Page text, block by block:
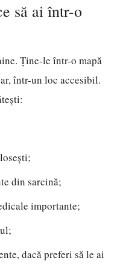
să ai într-o
Ține-le într-o mapă
într-un loc accesibil.
din sarcină;
importante;
dacă preferi să le ai